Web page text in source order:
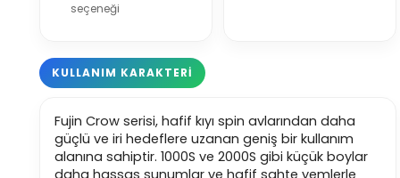
seçeneği
KULLANIM KARAKTERİ
Fujin Crow serisi, hafif kıyı spin avlarından daha
güçlü ve iri hedeflere uzanan geniş bir kullanım
alanına sahiptir. 1000S ve 2000S gibi küçük boylar